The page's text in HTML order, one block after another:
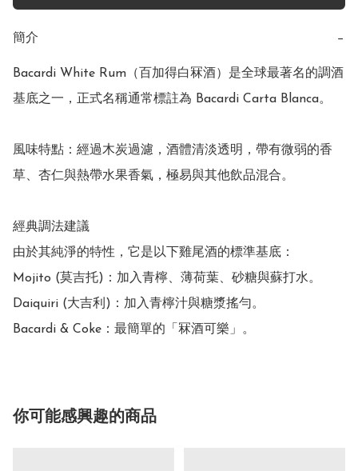
簡介 −
Bacardi White Rum（百加得白冧酒）是全球最著名的調酒
基底之一，正式名稱通常標註為 Bacardi Carta Blanca。
風味特點：經過木炭過濾，酒體清淡透明，帶有微弱的香
草、杏仁與熱帶水果香氣，極易與其他飲品混合。
經典調法建議
由於其純淨的特性，它是以下雞尾酒的標準基底：
Mojito (莫吉托)：加入青檸、薄荷葉、砂糖與蘇打水。
Daiquiri (大吉利)：加入青檸汁與糖漿搖勻。
Bacardi & Coke：最簡單的「冧酒可樂」。
你可能感興趣的商品